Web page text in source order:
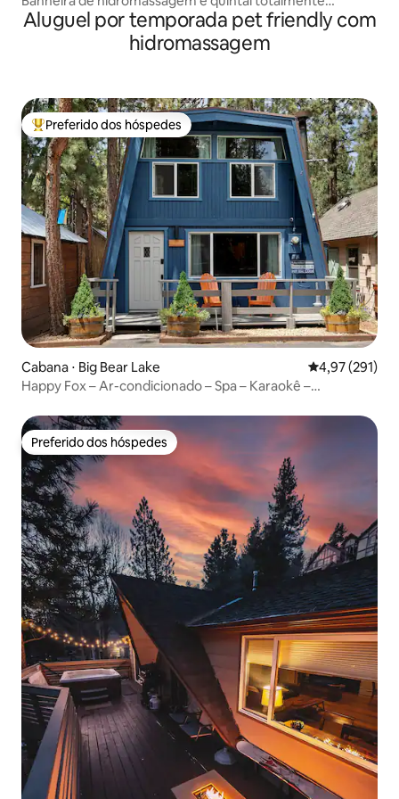
cercado
Aluguel por temporada pet friendly com
hidromassagem
Entre os melhores preferidos dos hóspedes
Preferido dos hóspedes
Cabana ⋅ Big Bear Lake 4,97 de uma
4,97 (291)
Happy Fox – Ar-condicionado – Spa – Karaokê –
Preferido dos hóspedes
Preferido dos hóspedes